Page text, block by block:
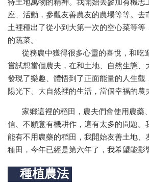
待土地萬物的精神。我開始去參加有機志
座、活動，參觀友善農友的農場等等。去
土裡種出了從小到大第一次的空心菜等等
的蔬菜。
從務農中獲得很多心靈的喜悅，和吃
嘗試想當個農夫，在和土地、自然生態、
發現了樂趣、體悟到了正面能量的人生觀
陽光下、大自然裡的生活，當個幸福的農
家鄉這裡的稻田，農夫們會使用農藥
信、不願意有機耕作，這有太多的問題。
能有不用農藥的稻田，我開始友善土地、
種田，今年已經是第六年了，我希望能影
種植農法